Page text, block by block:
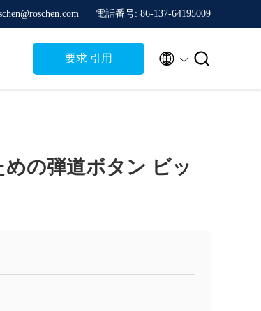
電話番号: 86-137-64195009
要求 引用  
めの弾道ボタン ビッ